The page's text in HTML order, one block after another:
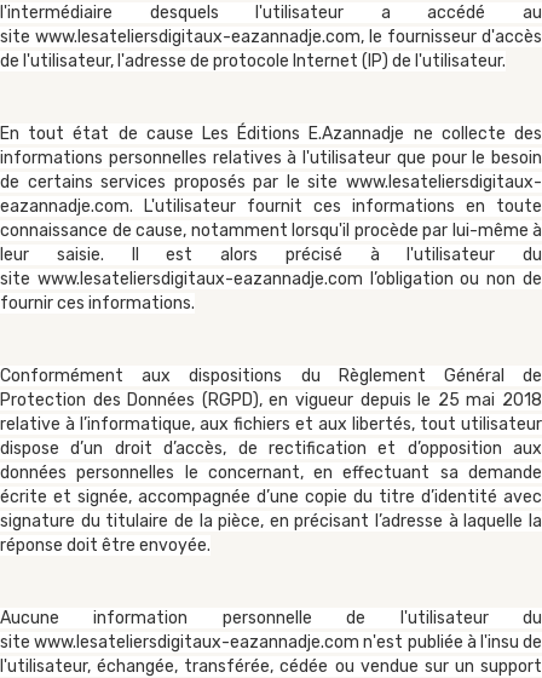
l'intermédiaire desquels l'utilisateur a accédé au
site www.lesateliersdigitaux-eazannadje.com, le fournisseur d'accès
de l'utilisateur, l'adresse de protocole Internet (IP) de l'utilisateur.
En tout état de cause Les Éditions E.Azannadje ne collecte des
informations personnelles relatives à l'utilisateur que pour le besoin
de certains services proposés par le site www.lesateliersdigitaux-
eazannadje.com. L'utilisateur fournit ces informations en toute
connaissance de cause, notamment lorsqu'il procède par lui-même à
leur saisie. Il est alors précisé à l'utilisateur du
site www.lesateliersdigitaux-eazannadje.com l’obligation ou non de
fournir ces informations.
Conformément aux dispositions du Règlement Général de
Protection des Données (RGPD), en vigueur depuis le 25 mai 2018
relative à l’informatique, aux fichiers et aux libertés, tout utilisateur
dispose d’un droit d’accès, de rectification et d’opposition aux
données personnelles le concernant, en effectuant sa demande
écrite et signée, accompagnée d’une copie du titre d’identité avec
signature du titulaire de la pièce, en précisant l’adresse à laquelle la
réponse doit être envoyée.
Aucune information personnelle de l'utilisateur du
sitewww.lesateliersdigitaux-eazannadje.com n'est publiée à l'insu de
l'utilisateur, échangée, transférée, cédée ou vendue sur un support